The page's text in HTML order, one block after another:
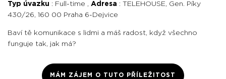
Typ úvazku Full-time Adresa
TELEHOUSE, Gen. Píky
430/26, 160 00 Praha 6-Dejvice
Baví tě komunikace s lidmi a máš radost, když všechno
funguje tak, jak má?
MÁM ZÁJEM O TUTO PŘÍLEŽITOST